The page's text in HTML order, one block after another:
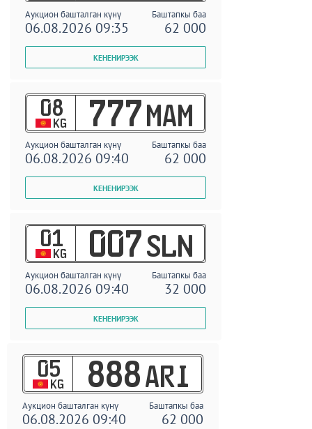
Аукцион башталган күнү Баштапкы баа
06.08.2026 09:35 62 000
08
KG 777 MAM
Аукцион башталган күнү Баштапкы баа
06.08.2026 09:40 62 000
01
KG 007 SLN
Аукцион башталган күнү Баштапкы баа
06.08.2026 09:40 32 000
05
KG 888 ARI
Аукцион башталган күнү Баштапкы баа
06.08.2026 09:40 62 000